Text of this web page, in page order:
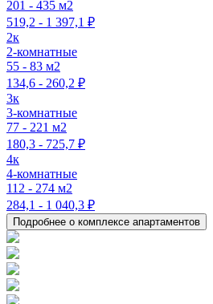
201 - 435 м2
519,2 - 1 397,1 ₽
2к
2-комнатные
55 - 83 м2
134,6 - 260,2 ₽
3к
3-комнатные
77 - 221 м2
180,3 - 725,7 ₽
4к
4-комнатные
112 - 274 м2
284,1 - 1 040,3 ₽
Подробнее о комплексе апартаментов